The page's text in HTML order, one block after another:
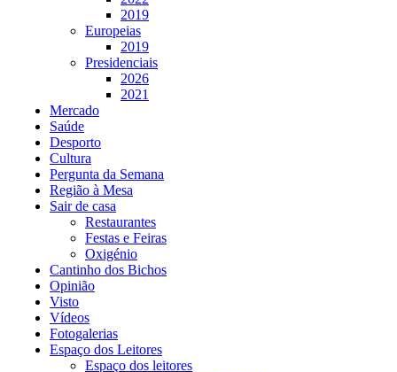
2019
Europeias
2019
Presidenciais
2026
2021
Mercado
Saúde
Desporto
Cultura
Pergunta da Semana
Região à Mesa
Sair de casa
Restaurantes
Festas e Feiras
Oxigénio
Cantinho dos Bichos
Opinião
Visto
Vídeos
Fotogalerias
Espaço dos Leitores
Espaço dos leitores